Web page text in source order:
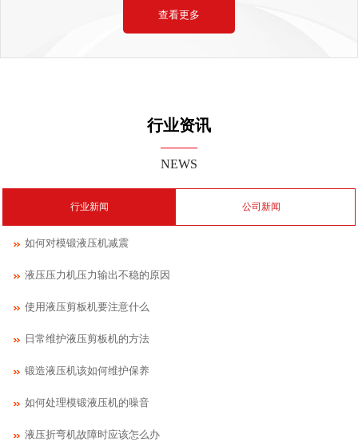
查看更多
行业资讯
NEWS
行业新闻 公司新闻
如何对模锻液压机减震
液压压力机压力输出不稳的原因
使用液压剪板机要注意什么
日常维护液压剪板机的方法
锻造液压机该如何维护保养
如何处理模锻液压机的噪音
液压折弯机故障时应该怎么办